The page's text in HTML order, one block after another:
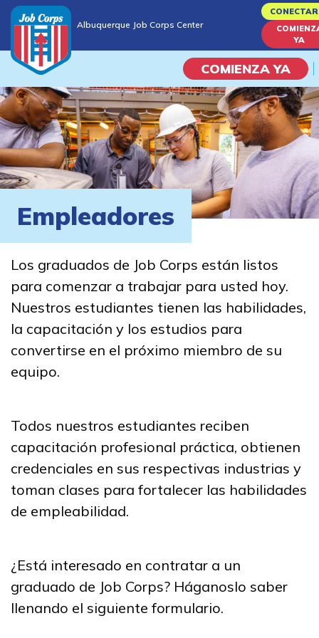
to
content
Albuquerque Job Corps Center
YA
COMIENZA YA
Programas
Vida En El Campus
Habilidades académicas
Viaje de la carrera
Estudiar
Programas de
Administración de oficina
Instalador avanzado de
solares fotovoltaicos (SF) y
térmicos
Ver más ...
Aprender más
Estudiantes
Empleadores
Los graduados de Job Corps están listos
para comenzar a trabajar para usted hoy.
Nuestros estudiantes tienen las habilidades,
la capacitación y los estudios para
convertirse en el próximo miembro de su
equipo.
Todos nuestros estudiantes reciben
capacitación profesional práctica, obtienen
credenciales en sus respectivas industrias y
toman clases para fortalecer las habilidades
de empleabilidad.
¿Está interesado en contratar a un
graduado de Job Corps? Háganoslo saber
llenando el siguiente formulario.